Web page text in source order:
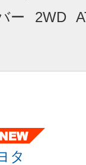
ー 2WD
タ